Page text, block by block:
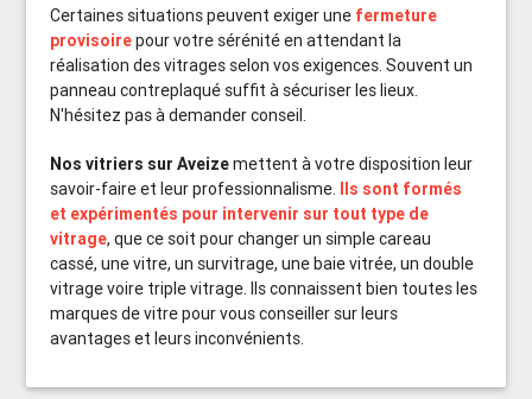
Certaines situations peuvent exiger une fermeture
provisoirepour votre sérénité en attendant la
réalisation des vitrages selon vos exigences. Souvent un
panneau contreplaqué suffit à sécuriser les lieux.
N'hésitez pas à demander conseil.
Nos vitriers sur Aveizemettent à votre disposition leur
savoir-faire et leur professionnalisme. Ils sont formés
et expérimentés pour intervenir sur tout type de
vitrage, que ce soit pour changer un simple careau
cassé, une vitre, un survitrage, une baie vitrée, un double
vitrage voire triple vitrage. Ils connaissent bien toutes les
marques de vitre pour vous conseiller sur leurs
avantages et leurs inconvénients.